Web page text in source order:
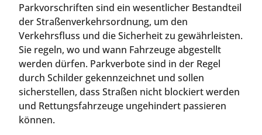
Parkvorschriften sind ein wesentlicher Bestandteil
der Straßenverkehrsordnung, um den
Verkehrsfluss und die Sicherheit zu gewährleisten.
Sie regeln, wo und wann Fahrzeuge abgestellt
werden dürfen. Parkverbote sind in der Regel
durch Schilder gekennzeichnet und sollen
sicherstellen, dass Straßen nicht blockiert werden
und Rettungsfahrzeuge ungehindert passieren
können.